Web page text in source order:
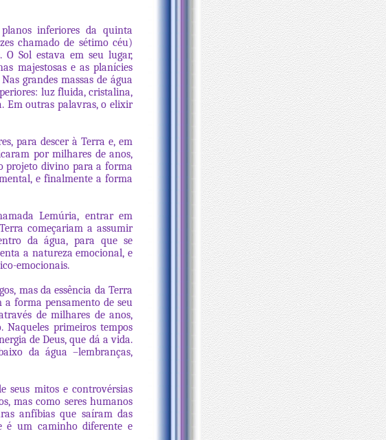
inferiores da quinta
chamado de sétimo céu)
O Sol estava em seu lugar,
majestosas e as planícies
grandes massas de água
luz fluida, cristalina,
Em outras palavras, o elixir
para descer à Terra e, em
por milhares de anos,
projeto divino para a forma
e finalmente a forma
Lemúria, entrar em
começariam a assumir
da água, para que se
a natureza emocional, e
emocionais.
mas da essência da Terra
forma pensamento de seu
de milhares de anos,
primeiros tempos
de Deus, que dá a vida.
da água –lembranças,
seus mitos e controvérsias
mas como seres humanos
anfíbias que saíram das
é um caminho diferente e